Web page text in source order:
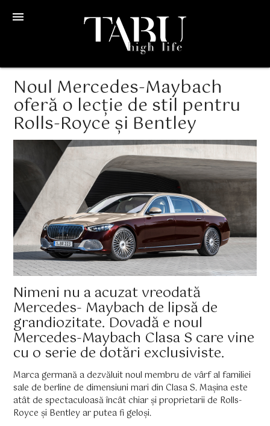
menu
Noul Mercedes-Maybach
oferă o lecție de stil pentru
Rolls-Royce și Bentley
Nimeni nu a acuzat vreodată
Mercedes- Maybach de lipsă de
grandiozitate. Dovadă e noul
Mercedes-Maybach Clasa S care vine
cu o serie de dotări exclusiviste.
Marca germană a dezvăluit noul membru de vârf al familiei
sale de berline de dimensiuni mari din Clasa S. Mașina este
atât de spectaculoasă încât chiar și proprietarii de Rolls-
Royce și Bentley ar putea fi geloși.